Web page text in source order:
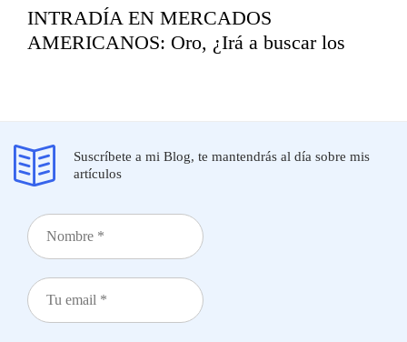
INTRADÍA EN MERCADOS
AMERICANOS: Oro, ¿Irá a buscar los
Suscríbete a mi Blog, te mantendrás al día sobre mis
artículos